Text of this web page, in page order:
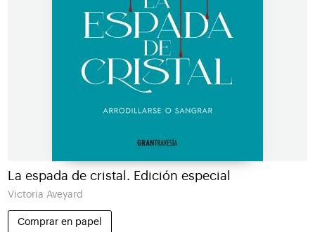
La espada de cristal. Edición especial
Victoria Aveyard
Comprar en papel